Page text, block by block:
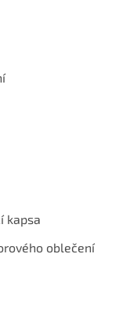
kapsa
oblečení